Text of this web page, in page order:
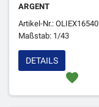
ARGENT
Artikel-Nr.: OLIEX16540
Maßstab: 1/43
favorite
DETAILS